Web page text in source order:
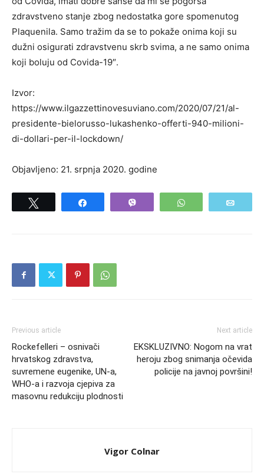
zdravstveno stanje zbog nedostatka gore spomenutog
Plaquenila. Samo tražim da se to pokaže onima koji su
dužni osigurati zdravstvenu skrb svima, a ne samo onima
koji boluju od Covida-19″.
Izvor:
https://www.ilgazzettinovesuviano.com/2020/07/21/al-
presidente-bielorusso-lukashenko-offerti-940-milioni-
di-dollari-per-il-lockdown/
Objavljeno: 21. srpnja 2020. godine
WhatsApp
Previous article
Rockefelleri – osnivači
hrvatskog zdravstva,
suvremene eugenike, UN-a,
WHO-a i razvoja cjepiva za
masovnu redukciju plodnosti
Next article
EKSKLUZIVNO: Nogom na vrat
heroju zbog snimanja očevida
policije na javnoj površini!
Vigor Colnar